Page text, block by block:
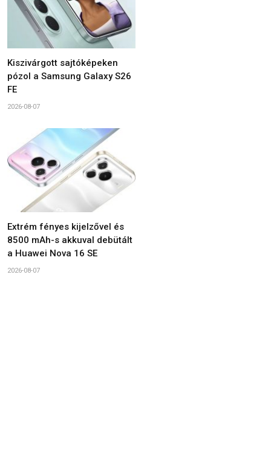
Kiszivárgott sajtóképeken
pózol a Samsung Galaxy S26
FE
2026-08-07
Extrém fényes kijelzővel és
8500 mAh-s akkuval debütált
a Huawei Nova 16 SE
2026-08-07